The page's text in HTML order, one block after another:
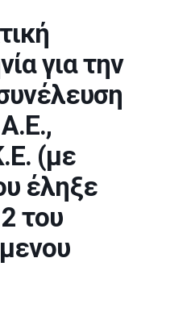
για την
(με
έληξε
του